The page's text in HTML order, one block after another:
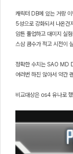
캐릭터 DB에 있는 거랑
5성으로 강화되서 나온건
암튼 풀업하고 대미지 실
스삼 콤수가 적고 시전이
정확한 수치는 SAO MD
여러번 하진 않아서 약간
비교대상은 os4 유나로